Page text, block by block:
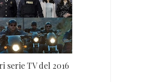
serie TV del 2016